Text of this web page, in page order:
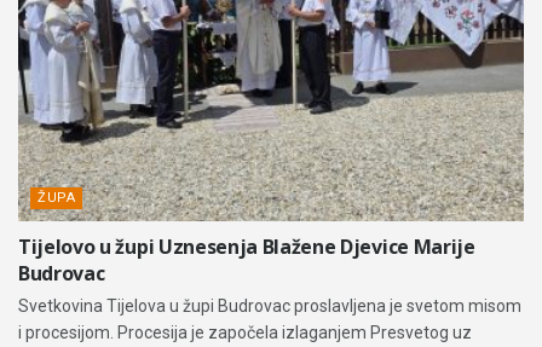
ŽUPA
Tijelovo u župi Uznesenja Blažene Djevice Marije
Budrovac
Svetkovina Tijelova u župi Budrovac proslavljena je svetom misom
i procesijom. Procesija je započela izlaganjem Presvetog uz